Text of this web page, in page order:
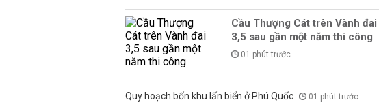
Cầu Thượng Cát trên Vành đai
3,5 sau gần một năm thi công
01 phút trước
Quy hoạch bốn khu lấn biển ở Phú Quốc 01 phút trước